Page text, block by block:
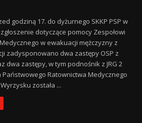
godziną 17. do dyżurnego SKKP PSP w
zgłoszenie dotyczące pomocy Zespołowi
w ewakuacji mężczyzny z
zadysponowano dwa zastępy OSP z
dwa zastępy, w tym podnośnik z JRG 2
Państwowego Ratownictwa Medycznego
została ...